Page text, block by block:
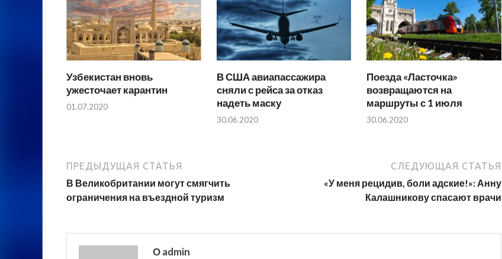
Узбекистан вновь
ужесточает карантин
01.07.2020
В США авиапассажира
сняли с рейса за отказ
надеть маску
30.06.2020
Поезда «Ласточка»
возвращаются на
маршруты с 1 июля
30.06.2020
ПРЕДЫДУЩАЯ СТАТЬЯ
В Великобритании могут смягчить
ограничения на въездной туризм
СЛЕДУЮЩАЯ СТАТЬЯ
«У меня рецидив, боли адские!»: Анну
Калашникову спасают врачи
О admin